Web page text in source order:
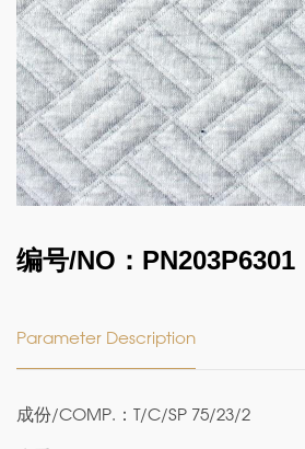
编号/NO：PN203P6301
Parameter Description
成份/COMP.：T/C/SP 75/23/2